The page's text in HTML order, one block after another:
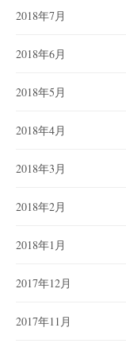
2018年7月
2018年6月
2018年5月
2018年4月
2018年3月
2018年2月
2018年1月
2017年12月
2017年11月